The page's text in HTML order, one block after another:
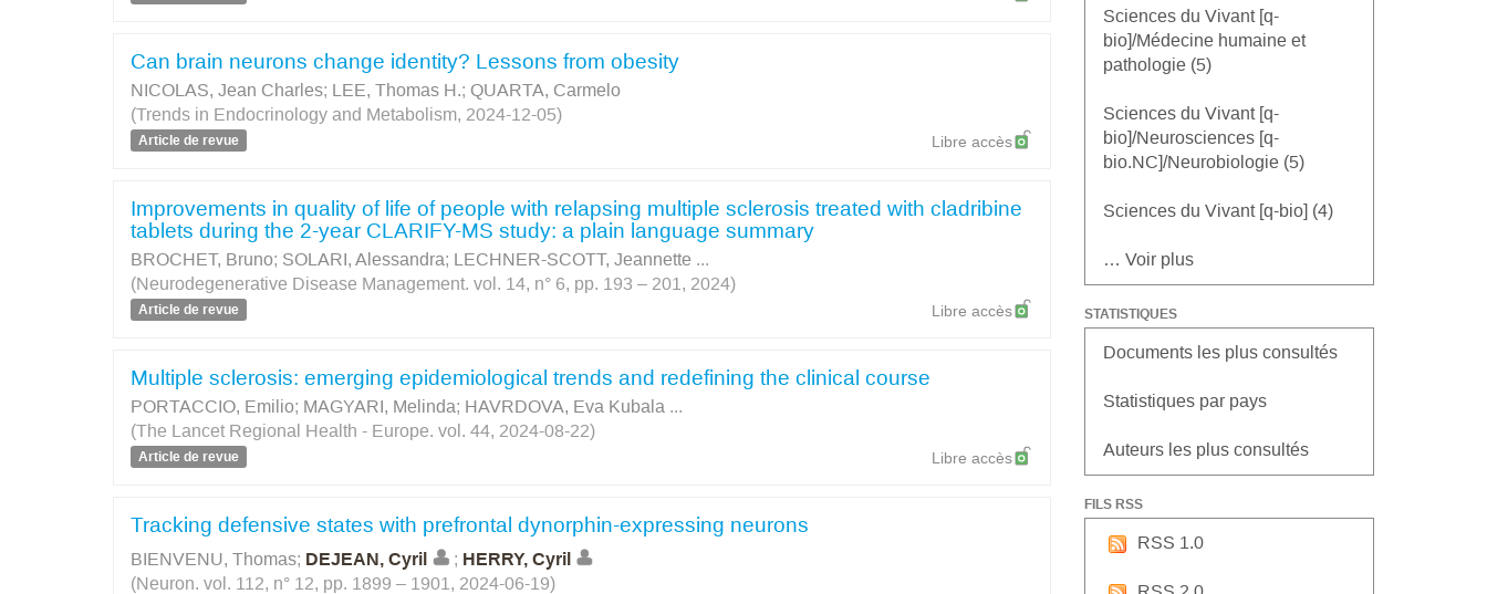
Can brain neurons change identity? Lessons from obesity
NICOLAS, Jean Charles; LEE, Thomas H.; QUARTA, Carmelo
(Trends in Endocrinology and Metabolism, 2024-12-05)
Article de revue Libre accès
Improvements in quality of life of people with relapsing multiple sclerosis treated with cladribine
tablets during the 2-year CLARIFY-MS study: a plain language summary
BROCHET, Bruno; SOLARI, Alessandra; LECHNER-SCOTT, Jeannette ...
(Neurodegenerative Disease Management. vol. 14, n° 6, pp. 193 – 201, 2024)
Article de revue Libre accès
Multiple sclerosis: emerging epidemiological trends and redefining the clinical course
PORTACCIO, Emilio; MAGYARI, Melinda; HAVRDOVA, Eva Kubala ...
(The Lancet Regional Health - Europe. vol. 44, 2024-08-22)
Article de revue Libre accès
Tracking defensive states with prefrontal dynorphin-expressing neurons
BIENVENU, Thomas; DEJEAN, Cyril ; HERRY, Cyril
(Neuron. vol. 112, n° 12, pp. 1899 – 1901, 2024-06-19)
Sciences du Vivant [q-
bio]/Médecine humaine et
pathologie (5)
Sciences du Vivant [q-
bio]/Neurosciences [q-
bio.NC]/Neurobiologie (5)
Sciences du Vivant [q-bio] (4)
… Voir plus
STATISTIQUES
Documents les plus consultés
Statistiques par pays
Auteurs les plus consultés
FILS RSS
RSS 1.0